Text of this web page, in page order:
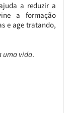
a reduzir a
a formação
e age tratando,
uma vida.